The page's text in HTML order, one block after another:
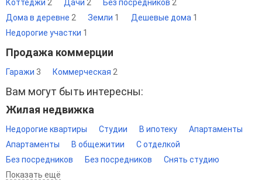
Коттеджи 2 Дачи 2 Без посредников 2
Дома в деревне 2 Земли 1 Дешевые дома 1
Недорогие участки 1
Продажа коммерции
Гаражи 3 Коммерческая 2
Вам могут быть интересны:
Жилая недвижка
Недорогие квартиры Студии В ипотеку
Апартаменты
Апартаменты
В общежитии
С отделкой
Без посредников
Без посредников
Снять студию
Показать ещё